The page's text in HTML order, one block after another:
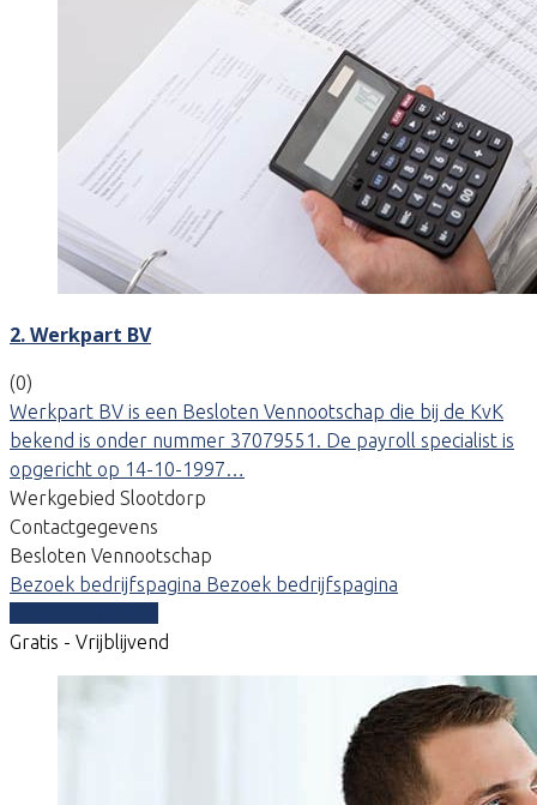
2. Werkpart BV
(0)
Werkpart BV is een Besloten Vennootschap die bij de KvK
bekend is onder nummer 37079551. De payroll specialist is
opgericht op 14-10-1997…
Werkgebied Slootdorp
Contactgegevens
Besloten Vennootschap
Bezoek bedrijfspagina Bezoek bedrijfspagina
Gratis - Vrijblijvend